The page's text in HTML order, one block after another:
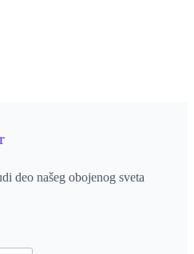
deo našeg obojenog sveta